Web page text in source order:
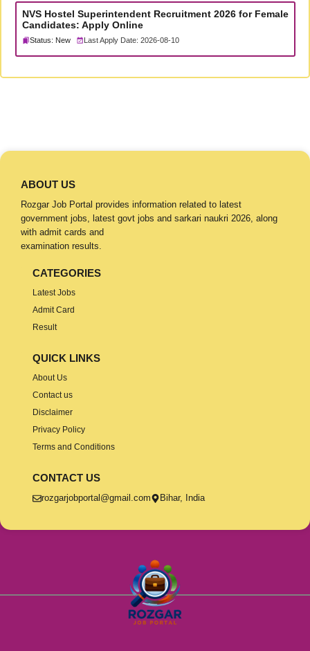
NVS Hostel Superintendent Recruitment 2026 for Female
Candidates: Apply Online
Status: New Last Apply Date: 2026-08-10
ABOUT US
Rozgar Job Portal provides information related to latest
government jobs, latest govt jobs and sarkari naukri 2026, along
with admit cards and
examination results.
CATEGORIES
Latest Jobs
Admit Card
Result
QUICK LINKS
About Us
Contact us
Disclaimer
Privacy Policy
Terms and Conditions
CONTACT US
rozgarjobportal@gmail.com Bihar, India